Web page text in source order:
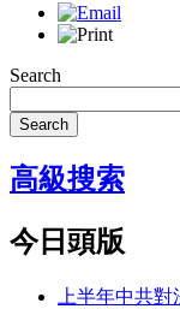
Search
Search
高級搜索
今日頭版
上半年中共